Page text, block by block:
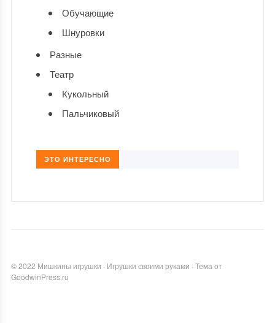
Обучающие
Шнуровки
Разные
Театр
Кукольный
Пальчиковый
ЭТО ИНТЕРЕСНО
©2022 Мишкины игрушки · Игрушки своими руками · Тема от
GoodwinPress.ru